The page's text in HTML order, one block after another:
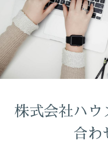
株式会社ハウ
合わ